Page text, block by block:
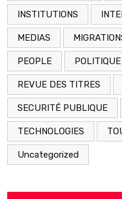
INSTITUTIONS
MEDIAS
PEOPLE POLITIQUE
REVUE DES TITRES
SECURITÉ PUBLIQUE
TECHNOLOGIES
Uncategorized